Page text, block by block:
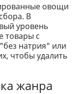
овощи
В
уровень
товары с
натрия" или
чтобы удалить
жанра